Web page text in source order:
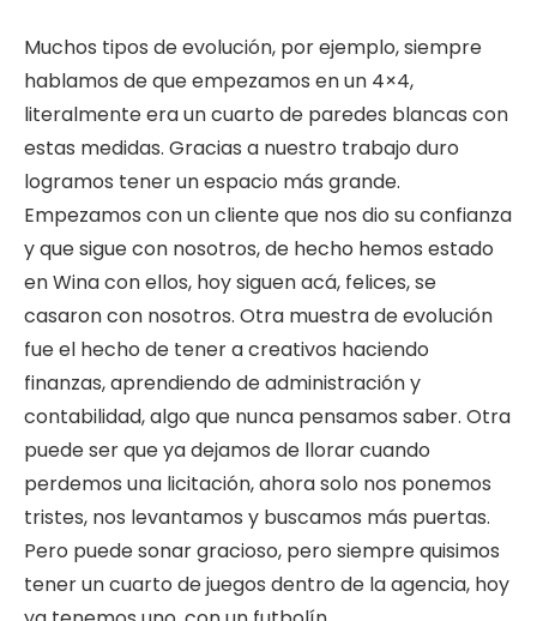
Muchos tipos de evolución, por ejemplo, siempre
hablamos de que empezamos en un 4×4,
literalmente era un cuarto de paredes blancas con
estas medidas. Gracias a nuestro trabajo duro
logramos tener un espacio más grande.
Empezamos con un cliente que nos dio su confianza
y que sigue con nosotros, de hecho hemos estado
en Wina con ellos, hoy siguen acá, felices, se
casaron con nosotros. Otra muestra de evolución
fue el hecho de tener a creativos haciendo
finanzas, aprendiendo de administración y
contabilidad, algo que nunca pensamos saber. Otra
puede ser que ya dejamos de llorar cuando
perdemos una licitación, ahora solo nos ponemos
tristes, nos levantamos y buscamos más puertas.
Pero puede sonar gracioso, pero siempre quisimos
tener un cuarto de juegos dentro de la agencia, hoy